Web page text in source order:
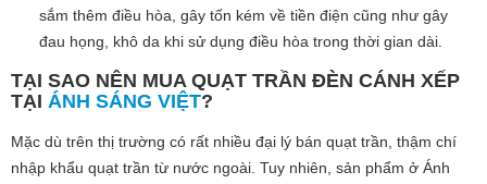
sắm thêm điều hòa, gây tốn kém về tiền điện cũng như gây
đau họng, khô da khi sử dụng điều hòa trong thời gian dài.
TẠI SAO NÊN MUA QUẠT TRẦN ĐÈN CÁNH XẾP
TẠI ÁNH SÁNG VIỆT?
Mặc dù trên thị trường có rất nhiều đại lý bán quạt trần, thậm chí
nhập khẩu quạt trần từ nước ngoài. Tuy nhiên, sản phẩm ở Ánh